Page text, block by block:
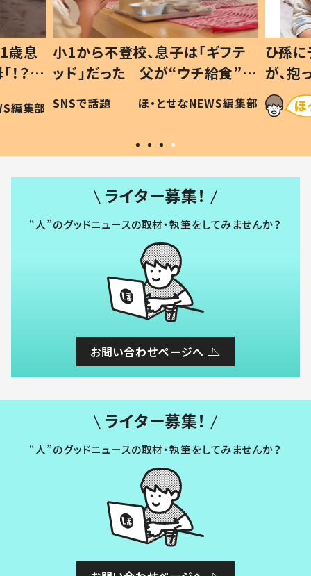
フテ
食”を
編集部
ひ孫にデレデレな80歳じいじ
が、抱っこすると…ひ孫の反応に
「涙が出ました」「可愛くて仕方な
い」
ほ・とせなNEWS編集部
ライター募集！
“人”のグッドニュースの取材・執筆をしてみませんか？
お問い合わせページへ
ライター募集！
“人”のグッドニュースの取材・執筆をしてみませんか？